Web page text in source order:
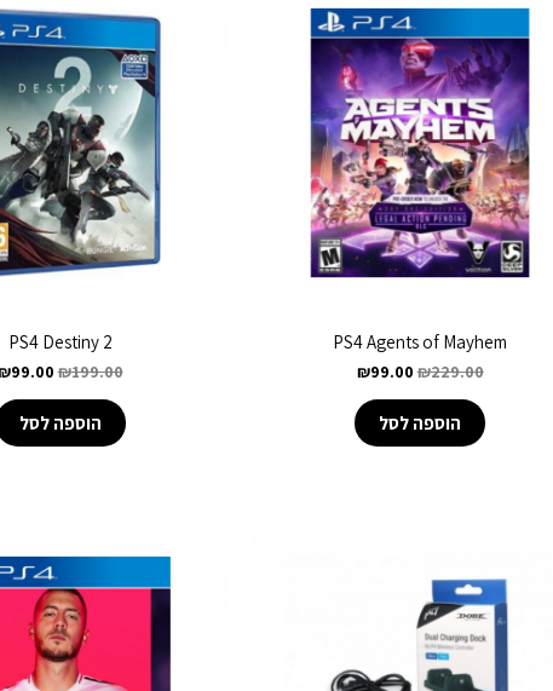
PS4 Agents of Mayhem
₪229.00
₪99.00
הוספה לסל
PS4 Destiny 2
₪199.00
99.00
הוספה לסל